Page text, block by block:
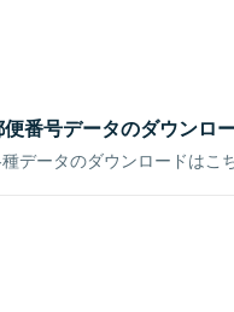
番号データのダウンロ
データのダウンロードはこ